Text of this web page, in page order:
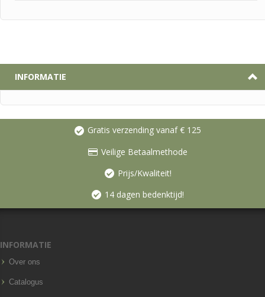
INFORMATIE
Gratis verzending vanaf € 125
Veilige Betaalmethode
Prijs/Kwaliteit!
14 dagen bedenktijd!
INFORMATIE
Over ons
Catalogus